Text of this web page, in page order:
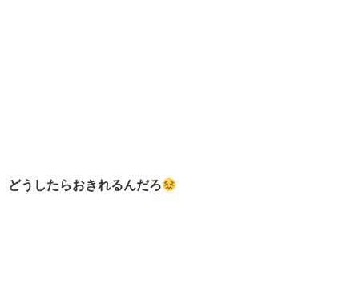
どうしたらおきれるんだろ